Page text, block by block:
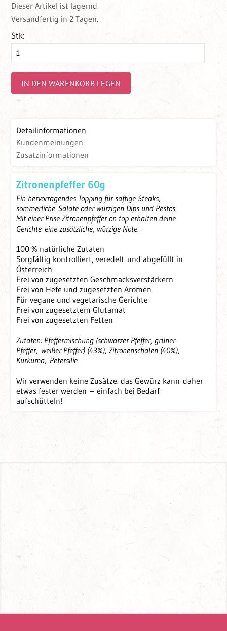
Dieser Artikel ist lagernd.
Versandfertig in 2 Tagen.
Stk:
IN DEN WARENKORB LEGEN
Detailinformationen
Kundenmeinungen
Zusatzinformationen
Zitronenpfeffer 60g
Ein hervorragendes Topping für saftige Steaks,
sommerliche Salate oder würzigen Dips und Pestos.
Mit einer Prise Zitronenpfeffer on top erhalten deine
Gerichte eine zusätzliche, würzige Note.
100 % natürliche Zutaten
Sorgfältig kontrolliert, veredelt und abgefüllt in
Österreich
Frei von zugesetzten Geschmacksverstärkern
Frei von Hefe und zugesetzten Aromen
Für vegane und vegetarische Gerichte
Frei von zugesetztem Glutamat
Frei von zugesetzten Fetten
Zutaten: Pfeffermischung (schwarzer Pfeffer, grüner
Pfeffer, weißer Pfeffer) (43%), Zitronenschalen (40%),
Kurkuma, Petersilie
Wir verwenden keine Zusätze. das Gewürz kann daher
etwas fester werden – einfach bei Bedarf
aufschütteln!